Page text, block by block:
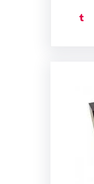
تمبلر